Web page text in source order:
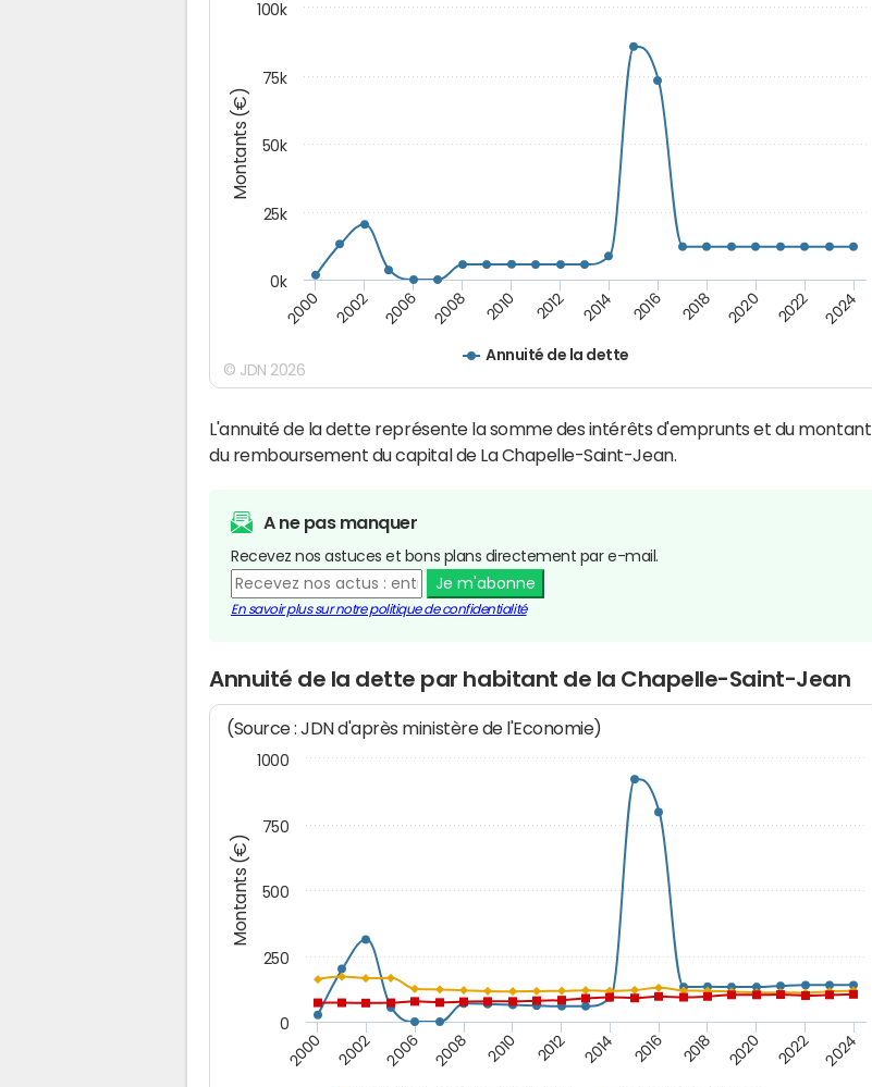
Montants (€)
Annuité de la dette
2000 2002 2006 2008 2010 2012 2014 2016 2018 2020 2022 2024
0k
25k
50k
75k
100k
© JDN 2026
L'annuité de la dette représente la somme des intérêts d'emprunts et du montant
du remboursement du capital de La Chapelle-Saint-Jean.
A ne pas manquer
Recevez nos astuces et bons plans directement par e-mail.
Je m'abonne
En savoir plus sur notre politique de confidentialité
Annuité de la dette par habitant de la Chapelle-Saint-Jean
Montants (€)
(Source : JDN d'après ministère de l'Economie)
2000 2002 2006 2008 2010 2012 2014 2016 2018 2020 2022 2024
0
250
500
750
1000